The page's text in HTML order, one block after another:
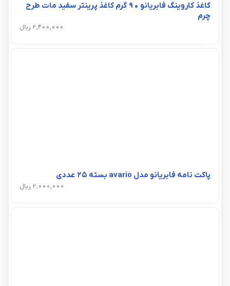
کاغذ کاروینگ فابریانو 90 گرم کاغذ پرینتر سفید مات طرح
چرم
2,400,000 ریال
پاکت نامه فابریانو مدل avario بسته 25 عددی
2,000,000 ریال